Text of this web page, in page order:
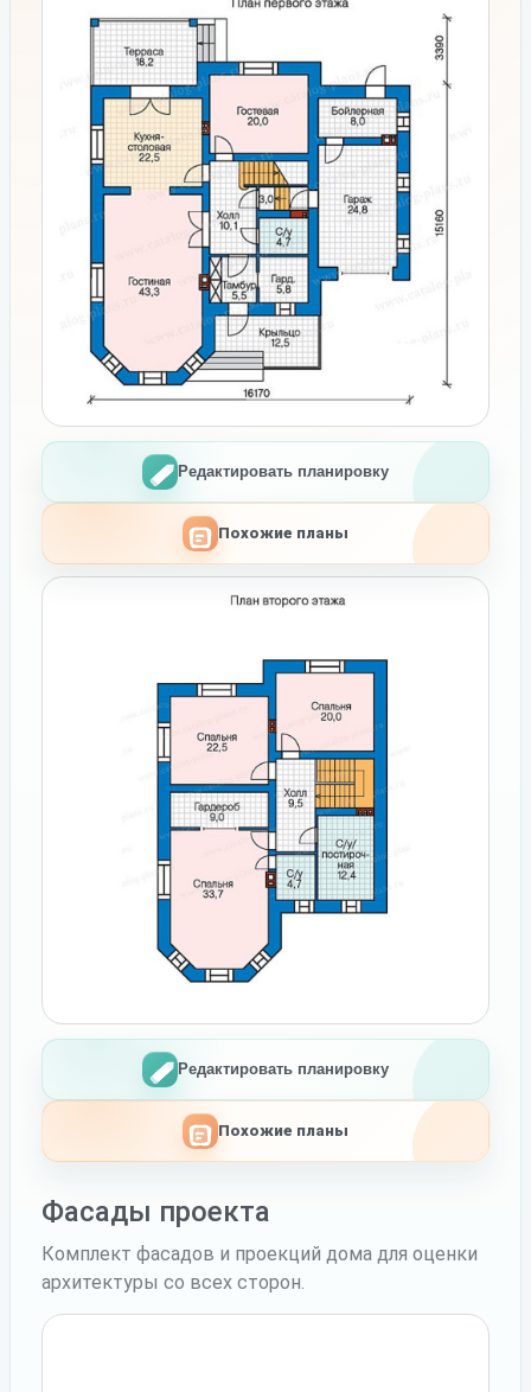
Редактировать планировку
Похожие планы
Редактировать планировку
Похожие планы
Фасады проекта
Комплект фасадов и проекций дома для оценки
архитектуры со всех сторон.